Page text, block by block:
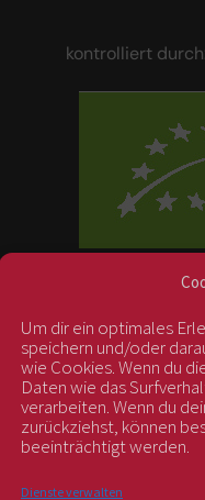
Um dir ein optimales
speichern und/oder
wie Cookies. Wenn du
Daten wie das
verarbeiten. Wenn du
zurückziehst, können
beeinträchtigt werden.
Dienste verwalten
kontrolliert durch: